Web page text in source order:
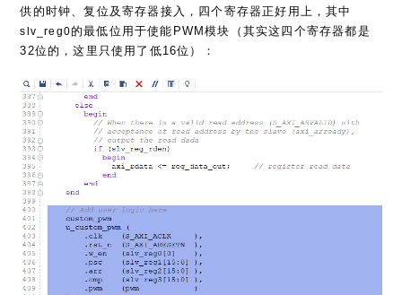
供的时钟、复位及寄存器接入，四个寄存器正好用上，其中
slv_reg0的最低位用于使能PWM模块（其实这四个寄存器都是
32位的，这里只使用了低16位）：